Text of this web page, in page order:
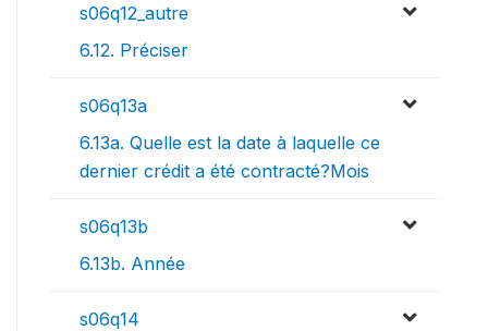
s06q12_autre
6.12. Préciser
s06q13a
6.13a. Quelle est la date à laquelle ce
dernier crédit a été contracté?Mois
s06q13b
6.13b. Année
s06q14